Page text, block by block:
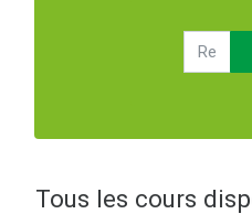
Tous les cours